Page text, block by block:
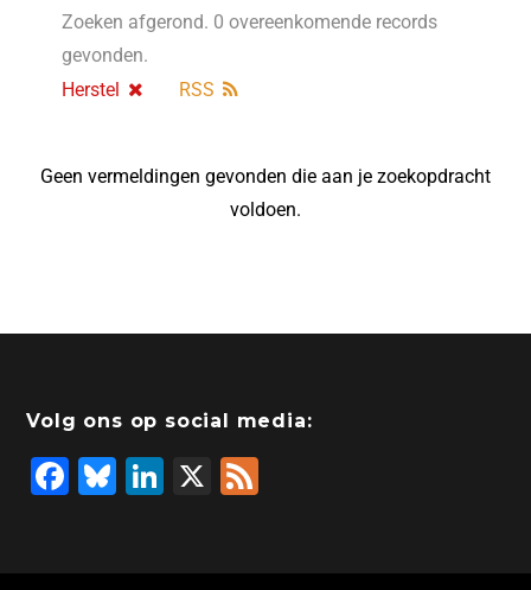
Zoeken afgerond. 0 overeenkomende records
gevonden.
Herstel
RSS
Geen vermeldingen gevonden die aan je zoekopdracht
voldoen.
Volg ons op social media:
F
Bl
Li
X